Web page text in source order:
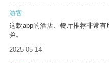
游客
这款app的酒店、餐厅推荐非常
验。
2025-05-14